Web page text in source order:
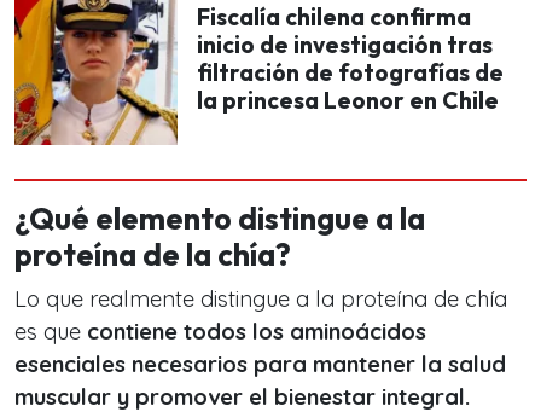
Fiscalía chilena confirma
inicio de investigación tras
filtración de fotografías de
la princesa Leonor en Chile
¿Qué elemento distingue a la
proteína de la chía?
Lo que realmente distingue a la proteína de chía
es que contiene todos los aminoácidos
esenciales necesarios para mantener la salud
muscular y promover el bienestar integral.